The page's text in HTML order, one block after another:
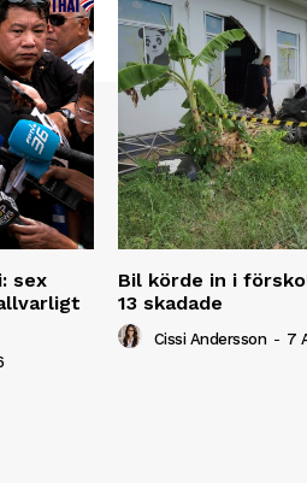
sex
Bil körde in i
13 skadade
Cissi Andersson - 7